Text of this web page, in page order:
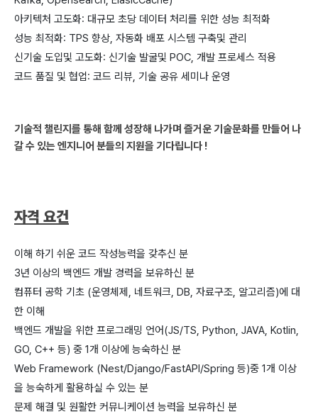
아키텍처 고도화: 대규모 초당 데이터 처리를 위한 성능 최적화
성능 최적화: TPS 향상, 자동화 배포 시스템 구축및 관리
신기술 도입및 고도화: 신기술 발굴및 POC, 개발 프로세스 적용
코드 품질 및 협업: 코드 리뷰, 기술 공유 세미나 운영
기술적 챌린지를 통해 함께 성장해 나가며 즐거운 기술문화를 만들어 나
갈 수 있는 엔지니어 분들의 지원을 기다립니다 !
자격 요건
이해 하기 쉬운 코드 작성능력을 갖추신 분
3년 이상의 백엔드 개발 경력을 보유하신 분
컴퓨터 공학 기초 (운영체제, 네트워크, DB, 자료구조, 알고리즘)에 대
한 이해
백엔드 개발을 위한 프로그래밍 언어(JS/TS, Python, JAVA, Kotlin,
GO, C++ 등) 중 1개 이상에 능숙하신 분
Web Framework (Nest/Django/FastAPI/Spring 등)중 1개 이상
을 능숙하게 활용하실 수 있는 분
문제 해결 및 원활한 커뮤니케이션 능력을 보유하신 분